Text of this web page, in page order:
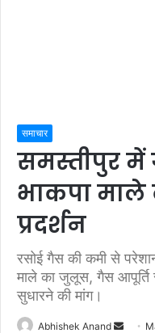
समाचार
समस्तीपुर
भाकपा
प्रदर्शन
रसोई गैस की कमी से
माले का जुलूस, गैस आपूर्ति
सुधारने की मांग।
Abhishek Anand
Send